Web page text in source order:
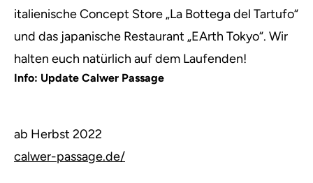
italienische Concept Store „La Bottega del Tartufo“
und das japanische Restaurant „EArth Tokyo“. Wir
halten euch natürlich auf dem Laufenden!
Info: Update Calwer Passage
ab Herbst 2022
calwer-passage.de/